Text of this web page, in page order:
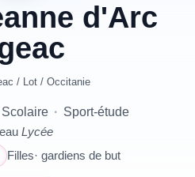
d'Arc
/ Lot/ Occitanie
· Sport-étude
Lycée
Filles· gardiens de but